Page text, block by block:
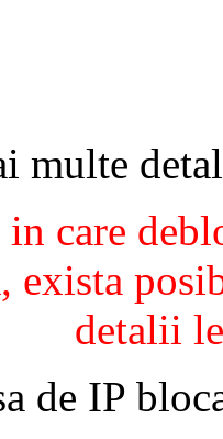
multe
in care
exista
detalii
de IP